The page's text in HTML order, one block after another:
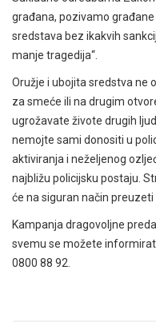
građana, pozivamo
sredstava bez ikakvih
manje tragedija“.
Oružje i ubojita sredstva ne
za smeće ili na drugim
ugrožavate živote drugih
nemojte sami donositi u
aktiviranja i neželjenog
najbližu policijsku postaju.
će na siguran način preuzeti
Kampanja dragovoljne
svemu se možete
0800 88 92.